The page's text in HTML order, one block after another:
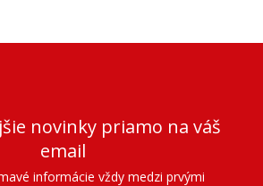
novinky priamo na váš
email
informácie vždy medzi prvými